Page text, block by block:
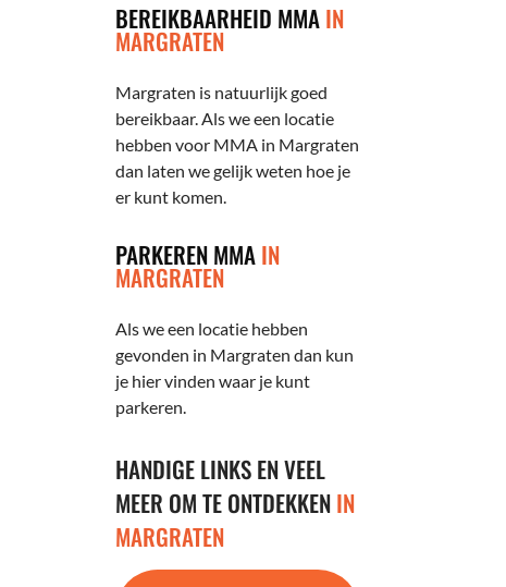
BEREIKBAARHEID MMAIN
MARGRATEN
Margraten is natuurlijk goed
bereikbaar. Als we een locatie
hebben voor MMA in Margraten
dan laten we gelijk weten hoe je
er kunt komen.
PARKEREN MMAIN
MARGRATEN
Als we een locatie hebben
gevonden in Margraten dan kun
je hier vinden waar je kunt
parkeren.
HANDIGE LINKS EN VEEL
MEER OM TE ONTDEKKENIN
MARGRATEN